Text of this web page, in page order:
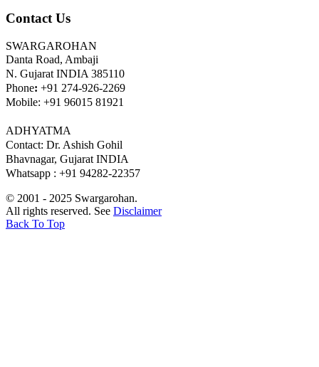
Contact Us
SWARGAROHAN
Danta Road, Ambaji
N. Gujarat INDIA 385110
Phone: +91 274-926-2269
Mobile: +91 96015 81921
ADHYATMA
Contact: Dr. Ashish Gohil
Bhavnagar, Gujarat INDIA
Whatsapp : +91 94282-22357
© 2001 - 2025 Swargarohan.
All rights reserved. See Disclaimer
Back To Top